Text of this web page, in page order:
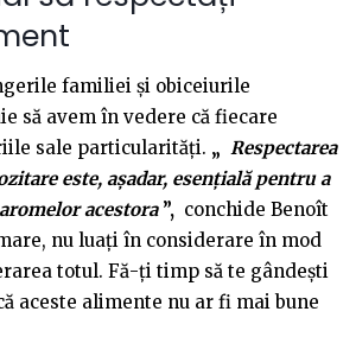
familiei și obiceiurile
să avem în vedere că fiecare
sale particularități. „ Respectarea
este, așadar, esențială pentru a
acestora”, conchide Benoît
nu luați în considerare în mod
totul. Fă-ți timp să te gândești
aceste alimente nu ar fi mai bune